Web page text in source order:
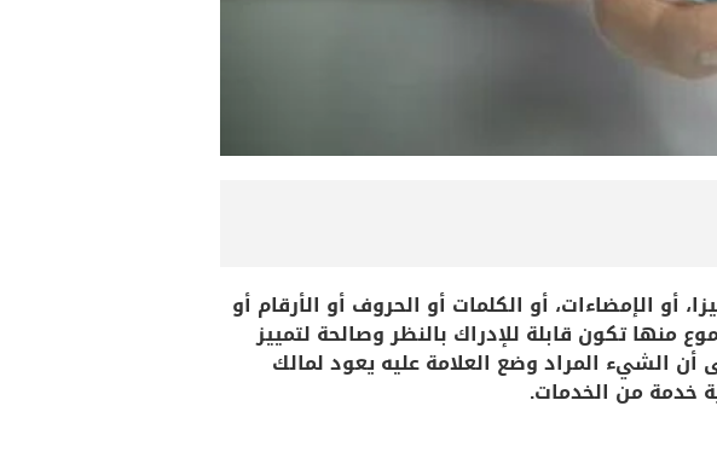
أو الإمضاءات، أو الكلمات أو الحروف أو الأرقام أو
منها تكون قابلة للإدراك بالنظر وصالحة لتمييز
أن الشيء المراد وضع العلامة عليه يعود لمالك
خدمة من الخدمات.